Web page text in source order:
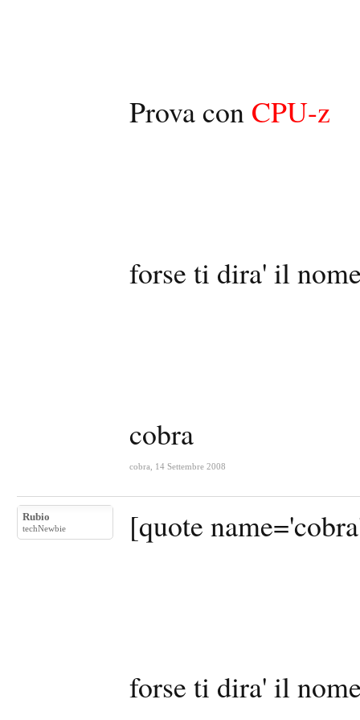
Prova con CPU-z
forse ti dira' il
cobra
cobra 14 Settembre 2008
Rubio
techNewbie [quote
forse ti dira' il